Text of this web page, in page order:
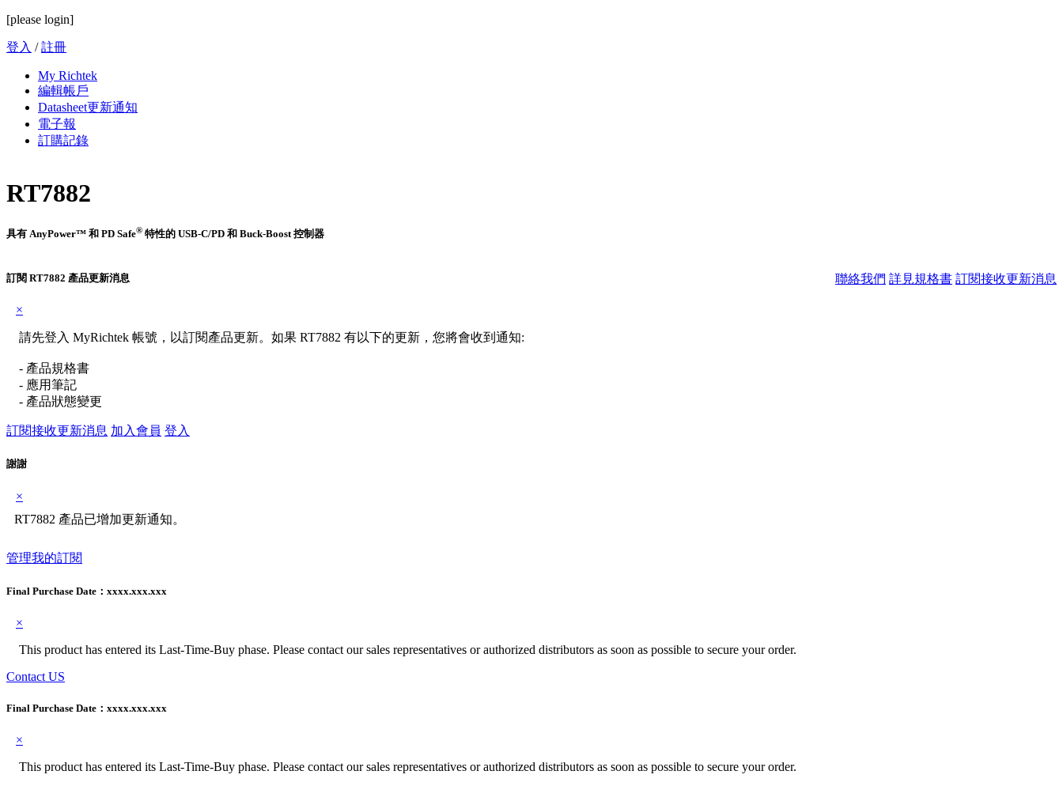
[please login]
登入 /註冊
My Richtek
編輯帳戶
Datasheet更新通知
電子報
訂購記錄
RT7882
具有 AnyPower™ 和 PD Safe® 特性的 USB-C/PD 和 Buck-Boost 控制器
聯絡我們 詳見規格書 訂閱接收更新消息
訂閱 RT7882 產品更新消息
×
請先登入 MyRichtek 帳號，以訂閱產品更新。如果 RT7882 有以下的更新，您將會收到通知:
- 產品規格書
- 應用筆記
- 產品狀態變更
訂閱接收更新消息 加入會員 登入
謝謝
×
RT7882 產品已增加更新通知。
管理我的訂閱
Final Purchase Date： xxxx.xxx.xxx
×
This product has entered its Last-Time-Buy phase. Please contact our sales representatives or authorized distributors as soon as possible to secure your order.
Contact US
Final Purchase Date： xxxx.xxx.xxx
×
This product has entered its Last-Time-Buy phase. Please contact our sales representatives or authorized distributors as soon as possible to secure your order.